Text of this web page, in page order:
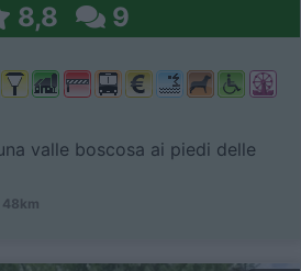
8,8 9
valle boscosa ai piedi delle
48km